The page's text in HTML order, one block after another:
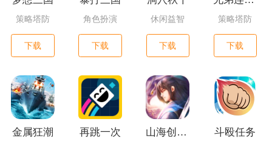
策略塔防
下载
角色扮演
下载
休闲益智
下载
策略塔防
下载
金属狂潮 再跳一次 山海创世录一剑天逆 斗殴任务